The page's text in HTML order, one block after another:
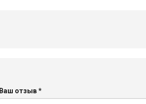
Ваш отзыв*